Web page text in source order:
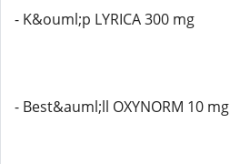
- K&ouml;p LYRICA 300 mg
- Best&auml;ll OXYNORM 10 mg